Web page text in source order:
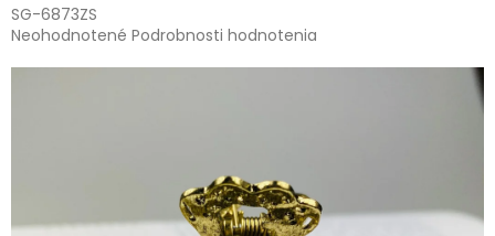
SG-6873ZS
Priemerné
Neohodnotené Podrobnosti hodnotenia